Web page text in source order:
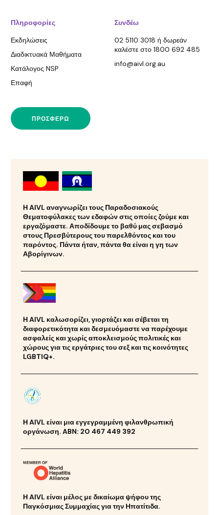
Πληροφορίες
Εκδηλώσεις
Διαδικτυακά Μαθήματα
Κατάλογος NSP
Επαφή
Συνδέω
02 5110 3018 ή δωρεάν
καλέστε στο 1800 692 485
info@aivl.org.au
ΠΡΟΣΦΈΡΩ
Η AIVL αναγνωρίζει τους Παραδοσιακούς
Θεματοφύλακες των εδαφών στις οποίες ζούμε και
εργαζόμαστε. Αποδίδουμε το βαθύ μας σεβασμό
στους Πρεσβύτερους του παρελθόντος και του
παρόντος. Πάντα ήταν, πάντα θα είναι η γη των
Αβορίγινων.
Η AIVL καλωσορίζει, γιορτάζει και σέβεται τη
διαφορετικότητα και δεσμευόμαστε να παρέχουμε
ασφαλείς και χωρίς αποκλεισμούς πολιτικές και
χώρους για τις εργάτριες του σεξ και τις κοινότητες
LGBTIQ+.
Η AIVL είναι μια εγγεγραμμένη φιλανθρωπική
οργάνωση. ABN: 20 467 449 392
Η AIVL είναι μέλος με δικαίωμα ψήφου της
Παγκόσμιας Συμμαχίας για την Ηπατίτιδα.